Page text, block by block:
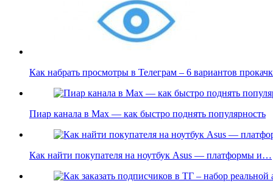
Как набрать просмотры в Телеграм – 6 вариантов
Пиар канала в Max — как быстро поднять популярность
Как найти покупателя на ноутбук Asus — платформы и…